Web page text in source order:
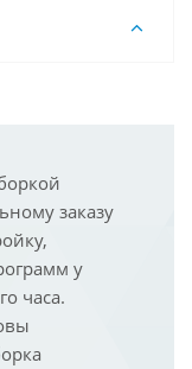
заказу
у
часа.